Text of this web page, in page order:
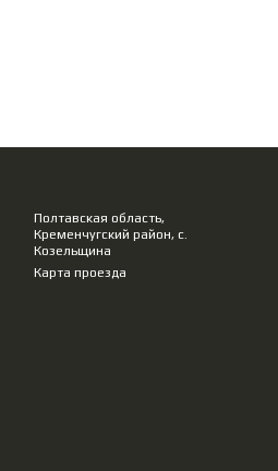
Полтавcкая область,
Кременчугский район, с.
Козельщина
Карта проезда